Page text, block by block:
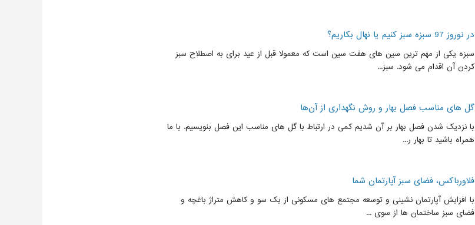
در نوروز 97 سبزه سبز کنیم یا نهال بکاریم؟
سبزه یکی از مهم ترین سین های هفت سین است که معمولا قبل از عید برای به اصطلاح سبز
کردن آن اقدام می ‌شود. سبز...
گل های مناسب فصل بهار و روش نگهداری از آن‌ها
با نزدیک شدن فصل بهار بر آن شدیم کمی در ارتباط با گل های مناسب این فصل بنویسیم. با ما
همراه باشید تا بهار ر...
فلاورباکس، فضای سبز آپارتمان شما
با افزایش آپارتمان نشینی و توسعه مجتمع های مسکونی از یک سو و کاهش متراژ باغچه و
فضای سبز ساختمان ها از سوی ...